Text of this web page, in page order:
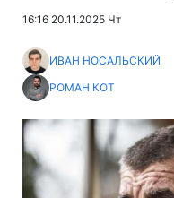
16:16 20.11.2025 Чт
ИВАН НОСАЛЬСКИЙ
РОМАН КОТ